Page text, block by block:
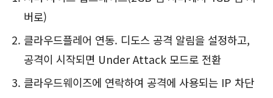
버로)
클라우드플레어 연동. 디도스 공격 알림을 설정하고,
공격이 시작되면 Under Attack 모드로 전환
클라우드웨이즈에 연락하여 공격에 사용되는 IP 차단